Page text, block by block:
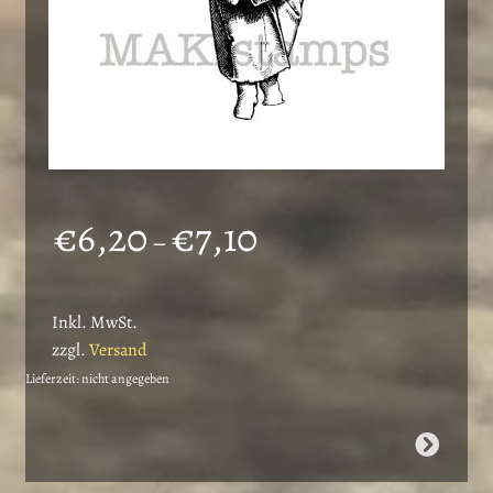
€6,20–€7,10 €6,20
Inkl. MwSt.
zzgl.Versand
Lieferzeit: nicht angegeben